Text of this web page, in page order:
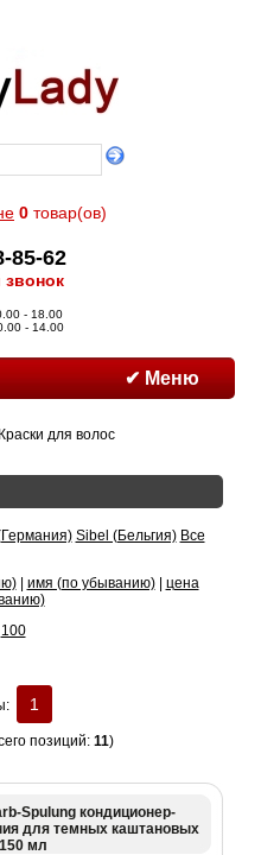
0 товар(ов)
85-62
- 18.00
- 14.00
✔ Меню
для волос
Sibel (Бельгия) Все
| имя (по убыванию)| цена
100
1
позиций: 11)
Spulung кондиционер-
для темных каштановых
мл